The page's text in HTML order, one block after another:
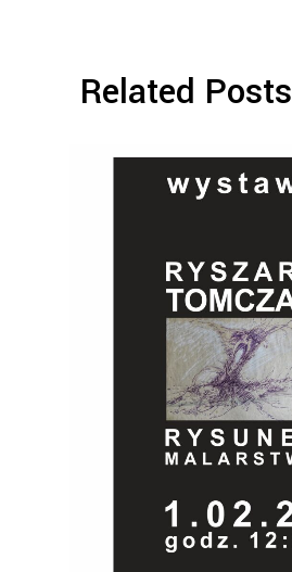
Related Posts